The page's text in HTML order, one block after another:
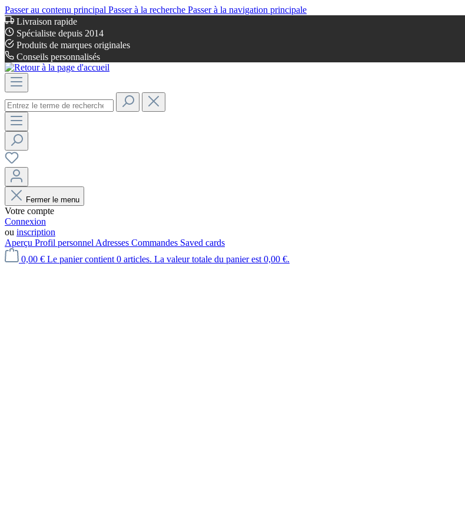
Passer au contenu principal Passer à la recherche Passer à la navigation principale
Livraison rapide
Spécialiste depuis 2014
Produits de marques originales
Conseils personnalisés
Fermer le menu
Votre compte
Connexion
ou inscription
Aperçu Profil personnel Adresses Commandes Saved cards
0,00 € Le panier contient 0 articles. La valeur totale du panier est 0,00 €.